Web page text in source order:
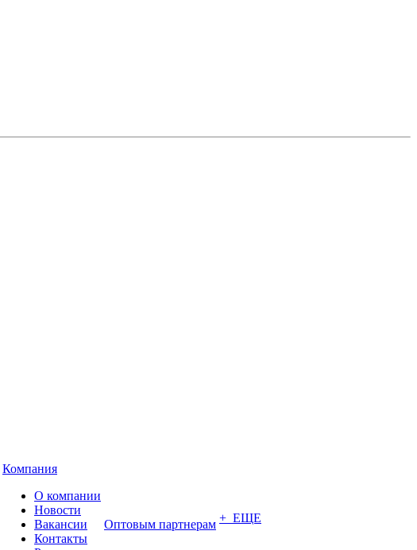
Компания
О компании
Новости
Вакансии
Контакты
Оптовым партнерам + ЕЩЕ